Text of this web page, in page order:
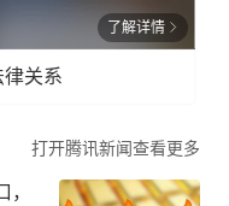
了解详情
关系
打开腾讯新闻查看更多